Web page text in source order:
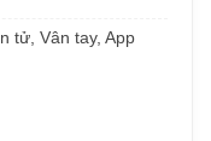
tử, Vân tay, App